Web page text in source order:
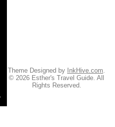
Theme Designed by InkHive.com.
© 2026 Esther's Travel Guide. All
Rights Reserved.